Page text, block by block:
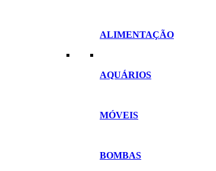
ALIMENTAÇÃO
AQUÁRIOS
MÓVEIS
BOMBAS